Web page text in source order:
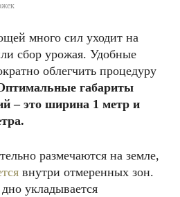
много сил уходит на
сбор урожая. Удобные
облегчить процедуру
габариты
– это ширина 1 метр и
размечаются на земле,
внутри отмеренных зон.
укладывается